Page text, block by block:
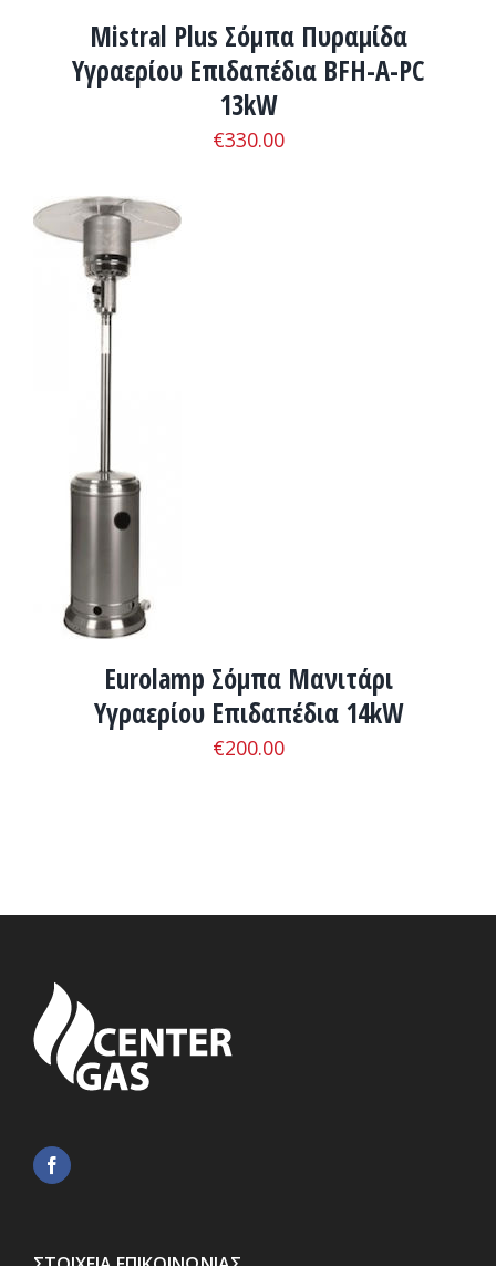
Mistral Plus Σόμπα Πυραμίδα
Υγραερίου Επιδαπέδια BFH-A-PC
13kW
€330.00
Eurolamp Σόμπα Μανιτάρι
Υγραερίου Επιδαπέδια 14kW
€200.00